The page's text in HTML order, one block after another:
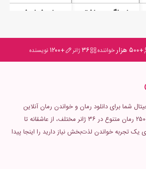
رمان شعله شب
+۵۰۰ هزار خواننده ۳۶ژانر +۱۲۰۰ نویسنده
شما برای دانلود رمان و خواندن رمان آنلاین
ایرانی است. با بیش از ۲۵۰۰ رمان متنوع در ۳۶ ژانر مختلف، از عاشقانه تا
یک تجربه خواندن لذت‌بخش نیاز دارید را اینجا پیدا